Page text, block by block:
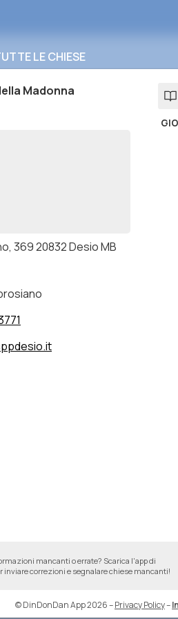
LE CHIESE
Madonna
369 20832 Desio MB
GIO
mancanti o errate? Scarica l'app di
inviare correzioni e segnalare chiese mancanti!
© DinDonDan App 2026–Privacy Policy–